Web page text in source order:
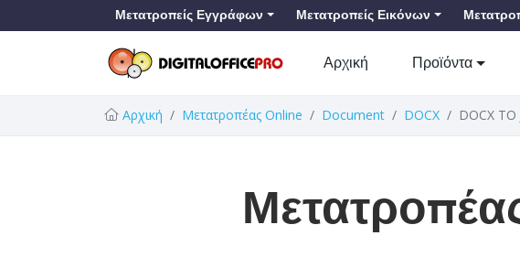
Μετατροπείς Εγγράφων Μετατροπείς Εικόνων
Αρχική Προϊόντα
Αρχική Μετατροπέας Online Document DOCX DOCX TO